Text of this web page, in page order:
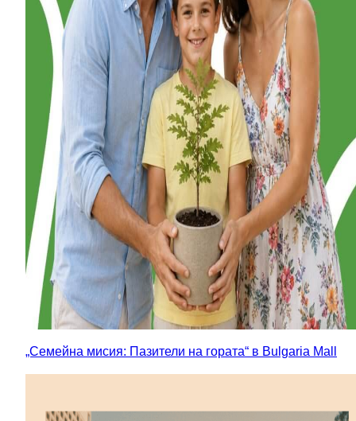
„Семейна мисия: Пазители на гората“ в Bulgaria Mall